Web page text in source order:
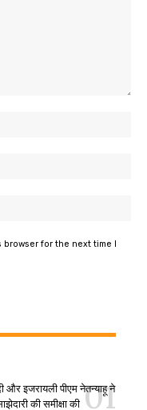
browser for the next time I
और इजरायली पीएम नेतन्याहू ने
की समीक्षा की